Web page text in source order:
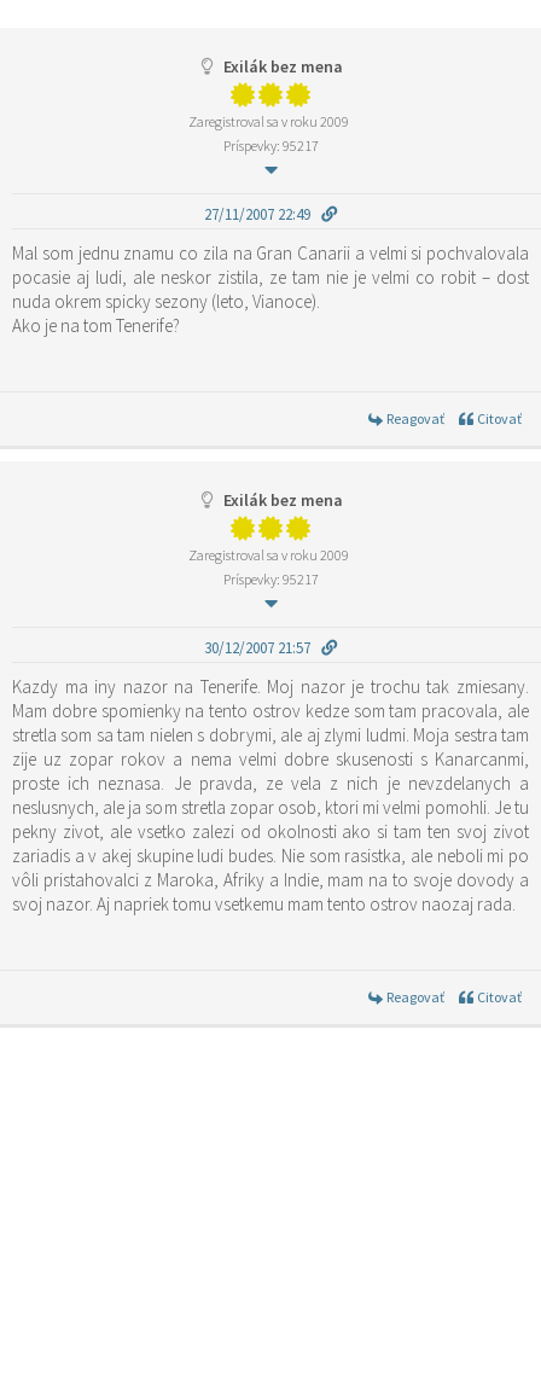
Exilák bez mena
Zaregistroval sa v roku 2009
Príspevky: 95217
27/11/2007 22:49
Mal som jednu znamu co zila na Gran Canarii a velmi si pochvalovala
pocasie aj ludi, ale neskor zistila, ze tam nie je velmi co robit – dost
nuda okrem spicky sezony (leto, Vianoce).
Ako je na tom Tenerife?
Reagovať Citovať
Exilák bez mena
Zaregistroval sa v roku 2009
Príspevky: 95217
30/12/2007 21:57
Kazdy ma iny nazor na Tenerife. Moj nazor je trochu tak zmiesany.
Mam dobre spomienky na tento ostrov kedze som tam pracovala, ale
stretla som sa tam nielen s dobrymi, ale aj zlymi ludmi. Moja sestra tam
zije uz zopar rokov a nema velmi dobre skusenosti s Kanarcanmi,
proste ich neznasa. Je pravda, ze vela z nich je nevzdelanych a
neslusnych, ale ja som stretla zopar osob, ktori mi velmi pomohli. Je tu
pekny zivot, ale vsetko zalezi od okolnosti ako si tam ten svoj zivot
zariadis a v akej skupine ludi budes. Nie som rasistka, ale neboli mi po
vôli pristahovalci z Maroka, Afriky a Indie, mam na to svoje dovody a
svoj nazor. Aj napriek tomu vsetkemu mam tento ostrov naozaj rada.
Reagovať Citovať